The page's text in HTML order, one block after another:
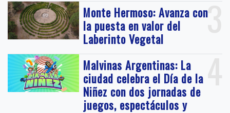
3
Monte Hermoso: Avanza con
la puesta en valor del
Laberinto Vegetal
4
Malvinas Argentinas: La
ciudad celebra el Día de la
Niñez con dos jornadas de
juegos, espectáculos y